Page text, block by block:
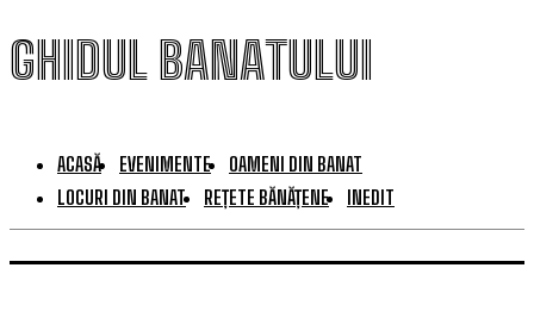
GHIDUL BANATULUI
ACASĂ EVENIMENTE
OAMENI DIN BANAT
LOCURI DIN BANAT
REȚETE BĂNĂȚENE INEDIT